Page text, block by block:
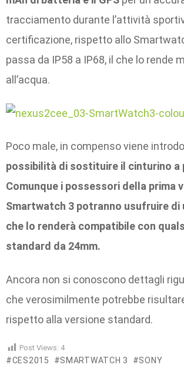
tracciamento durante l’attività
certificazione, rispetto allo
passa da IP58 a IP68, il che lo rende
all’acqua.
Poco male, in compenso viene
possibilità di sostituire il cinturino a
Comunque i possessori della prima
Smartwatch 3 potranno usufruire
che lo renderà compatibile con
standard da 24mm.
Ancora non si conoscono dettagli
che verosimilmente potrebbe
rispetto alla versione standard.
Post Views: 4
CES2015 SMARTWATCH 3 SONY